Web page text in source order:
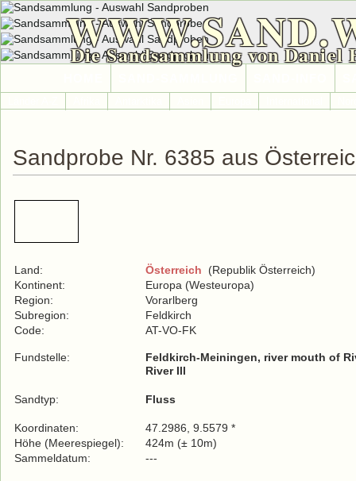
Die Sandsammlung von Daniel
Sandprobe Nr. 6385 aus
Land: Österreich (Republik Österreich)
Kontinent:
Europa (Westeuropa)
Region:
Vorarlberg
Subregion:
Feldkirch
Code:
AT-VO-FK
Fundstelle:
Feldkirch-Meiningen, river mouth of
River Ill
Sandtyp: Fluss
Koordinaten:
47.2986, 9.5579 *
Höhe (Meerespiegel):
424m (± 10m)
Sammeldatum:
---